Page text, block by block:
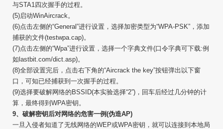
与STA1四次握手的过程。
(5)启动WinAircrack。
(6)点击左侧的“General”进行设置，选择加密类型为“WPA-PSK”，添加
捕获的文件(testwpa.cap)。
(7)点击左侧的“Wpa”进行设置，选择一个字典文件(口令字典可下载:例
如lastbit.com/dict.asp)。
(8)全部设置完后，点击右下角的“Aircrack the key”按钮弹出以下窗
口，可知已经捕获到一次握手的过程。
(9)选择要破解网络的BSSID(本实验选择“2”)，回车后经过几分钟的计
算，最终得到WPA密钥。
9、破解密钥后对网络的危害一例(伪造AP)
一旦入侵者知道了无线网络的WEP或WPA密钥，就可以连接到本地局